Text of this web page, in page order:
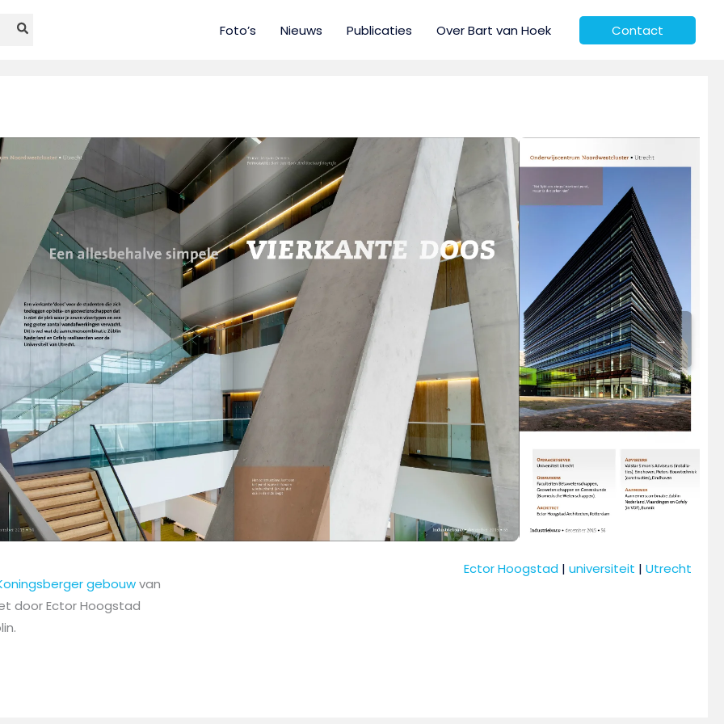
Foto’s Nieuws Publicaties Over Bart van Hoek Contact
→
gebouwvan
door Ector Hoogstad
Ector Hoogstad | universiteit | Utrecht